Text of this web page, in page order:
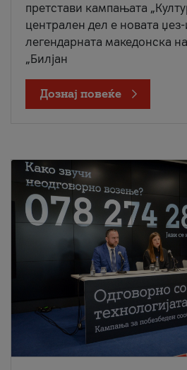
претстави кампањата
централен дел е новата
легендарната македонска
„Билјан
Дознај повеќе